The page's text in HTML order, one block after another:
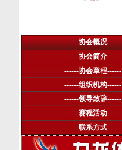
协会概况
------协会简介------
------协会章程------
------组织机构------
------领导致辞------
------赛程活动------
------联系方式------